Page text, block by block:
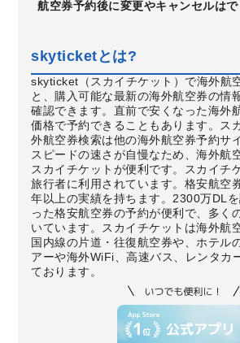
航空券予約後に変更やキャンセルはで
skyticketとは?
skyticket（スカイチケット）で海外航
と、購入可能な最新の海外航空券の情
確認できます。直前で安くなった海外
価格で予約できることもあります。ス
外航空券検索は他の海外航空券予約サ
スピードの速さが自慢なため、海外航
スカイチケットが便利です。スカイチ
旅行者に利用されています。格安航空
年以上の実績を持ちます。2300万DL
った格安航空券の予約が便利で、多く
いています。スカイチケットは海外航
国内線の片道・往復航空券や、ホテル
アーや海外WiFi、高速バス、レンタカ
ております。